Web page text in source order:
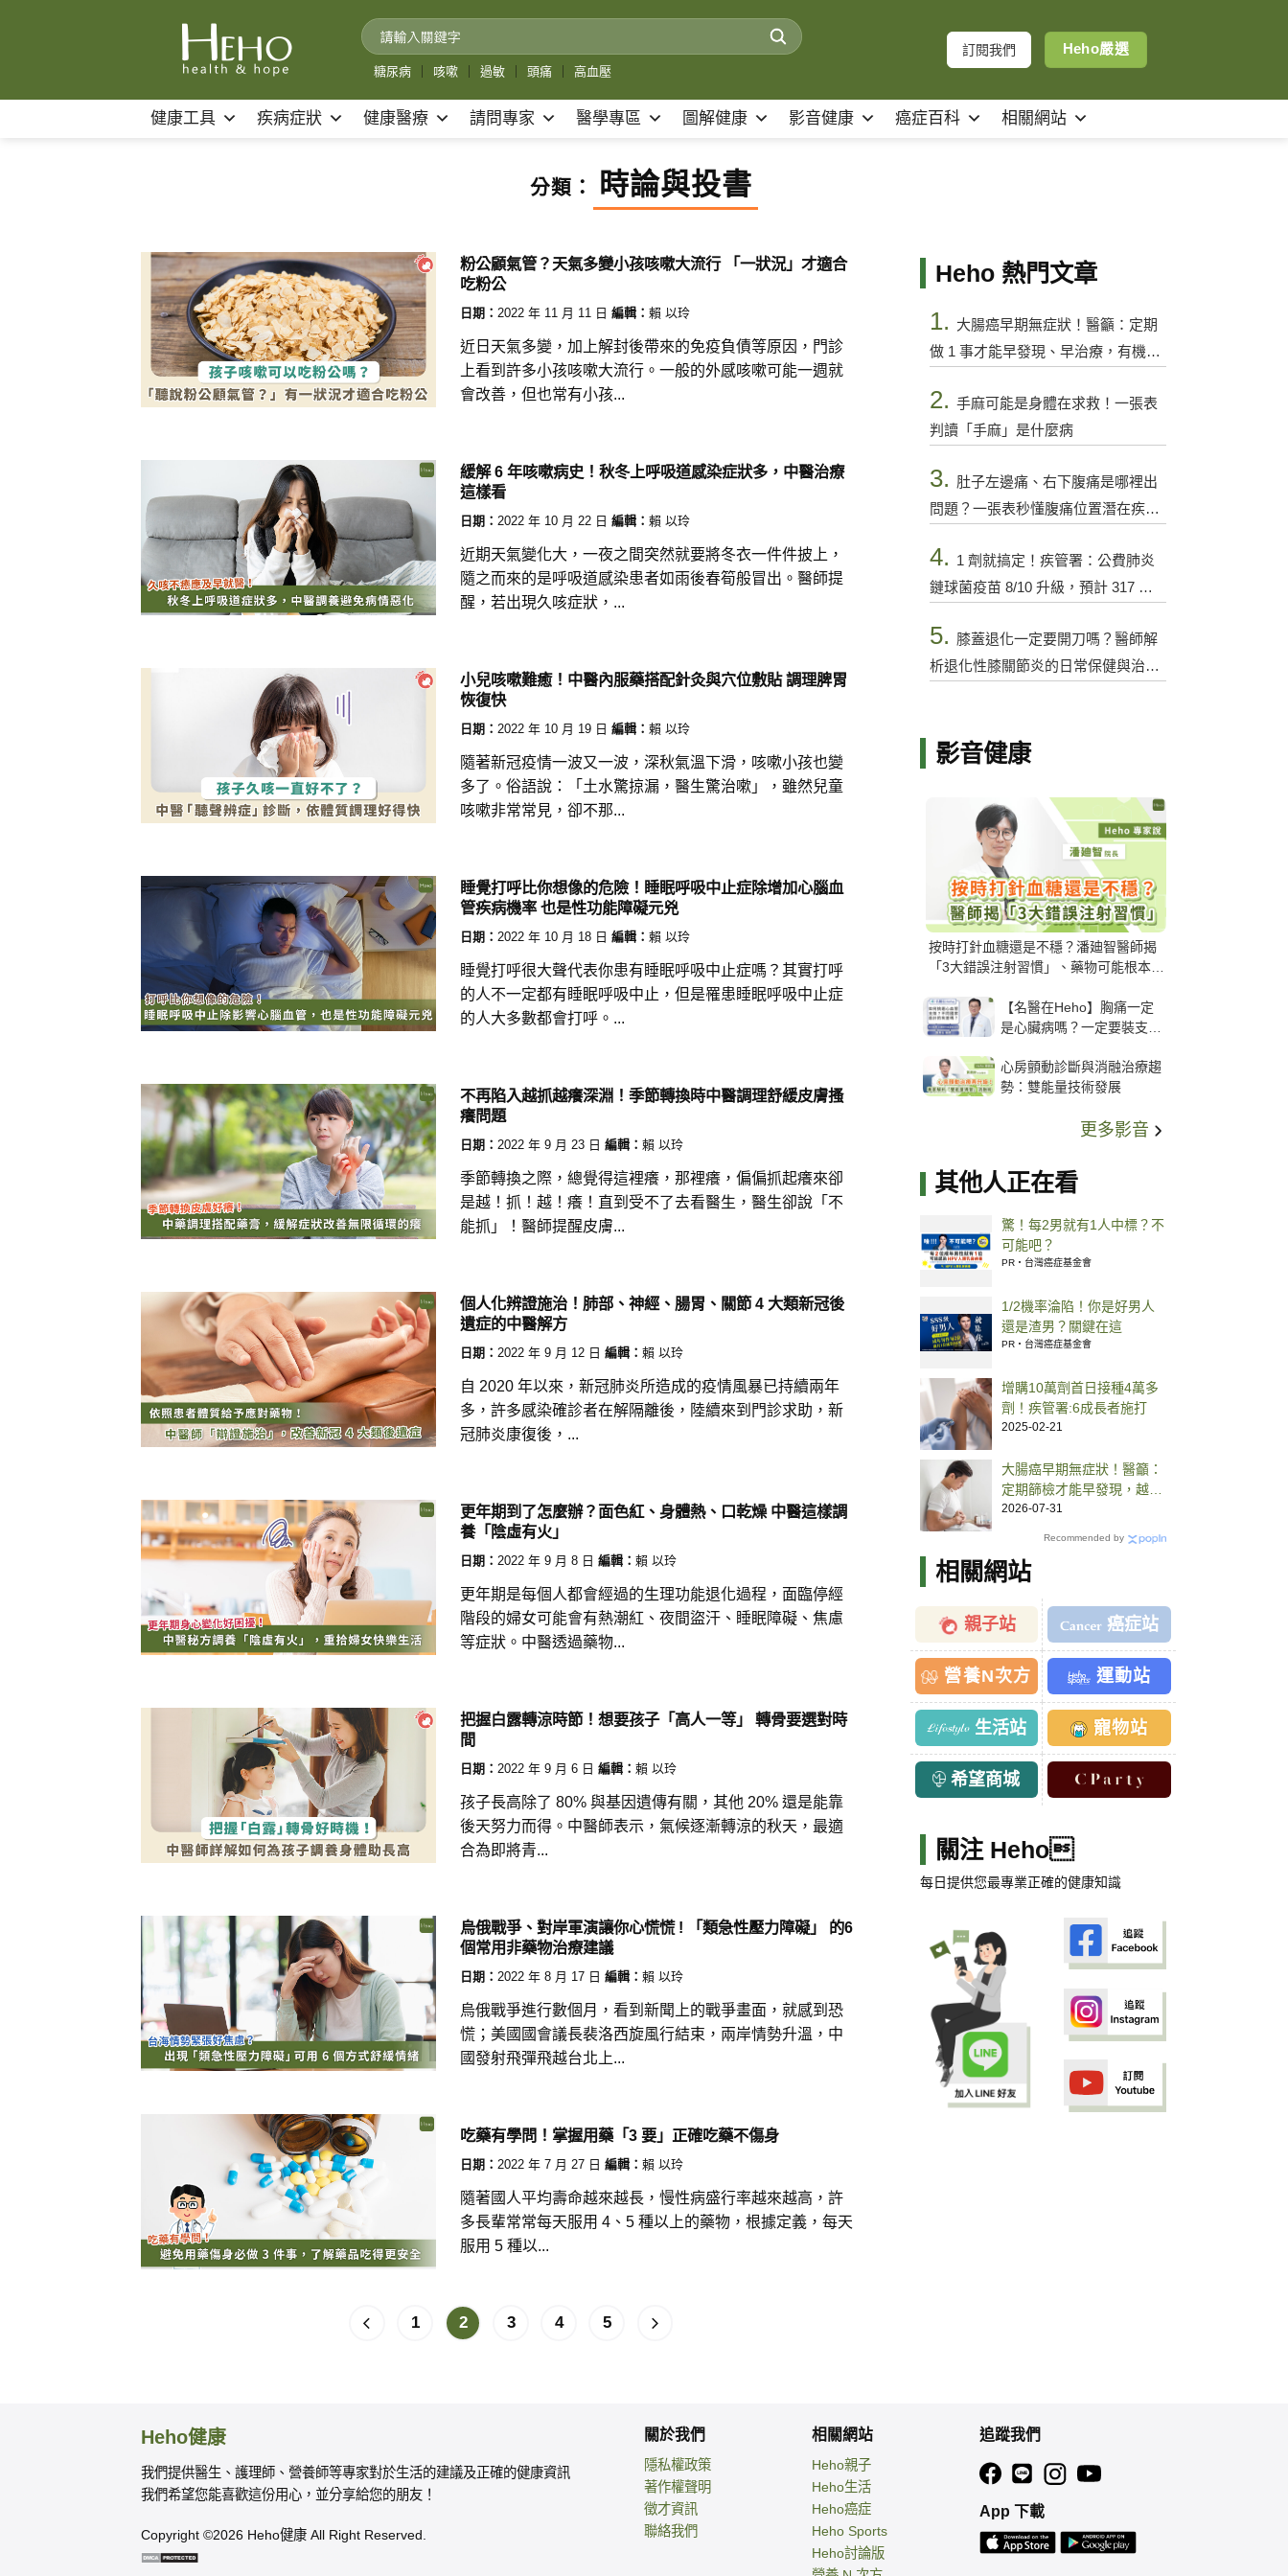
糖尿病 咳嗽 過敏 頭痛 高血壓
訂閱我們 Heho嚴選
健康工具 疾病症狀 健康醫療 請問專家 醫學專區 圖解健康 影音健康 癌症百科 相關網站
分類： 時論與投書
粉公顧氣管？天氣多變小孩咳嗽大流行 「一狀況」才適合
吃粉公
日期： 2022 年 11 月 11 日 編輯： 賴 以玲
近日天氣多變，加上解封後帶來的免疫負債等原因，門診
上看到許多小孩咳嗽大流行。一般的外感咳嗽可能一週就
會改善，但也常有小孩...
緩解 6 年咳嗽病史！秋冬上呼吸道感染症狀多，中醫治療
這樣看
日期： 2022 年 10 月 22 日 編輯： 賴 以玲
近期天氣變化大，一夜之間突然就要將冬衣一件件披上，
隨之而來的是呼吸道感染患者如雨後春筍般冒出。醫師提
醒，若出現久咳症狀，...
小兒咳嗽難癒！中醫內服藥搭配針灸與穴位敷貼 調理脾胃
恢復快
日期： 2022 年 10 月 19 日 編輯： 賴 以玲
隨著新冠疫情一波又一波，深秋氣溫下滑，咳嗽小孩也變
多了。俗語說：「土水驚掠漏，醫生驚治嗽」，雖然兒童
咳嗽非常常見，卻不那...
睡覺打呼比你想像的危險！睡眠呼吸中止症除增加心腦血
管疾病機率 也是性功能障礙元兇
日期： 2022 年 10 月 18 日 編輯： 賴 以玲
睡覺打呼很大聲代表你患有睡眠呼吸中止症嗎？其實打呼
的人不一定都有睡眠呼吸中止，但是罹患睡眠呼吸中止症
的人大多數都會打呼。...
不再陷入越抓越癢深淵！季節轉換時中醫調理舒緩皮膚搔
癢問題
日期： 2022 年 9 月 23 日 編輯： 賴 以玲
季節轉換之際，總覺得這裡癢，那裡癢，偏偏抓起癢來卻
是越！抓！越！癢！直到受不了去看醫生，醫生卻說「不
能抓」！醫師提醒皮膚...
個人化辨證施治！肺部、神經、腸胃、關節 4 大類新冠後
遺症的中醫解方
日期： 2022 年 9 月 12 日 編輯： 賴 以玲
自 2020 年以來，新冠肺炎所造成的疫情風暴已持續兩年
多，許多感染確診者在解隔離後，陸續來到門診求助，新
冠肺炎康復後，...
更年期到了怎麼辦？面色紅、身體熱、口乾燥 中醫這樣調
養「陰虛有火」
日期： 2022 年 9 月 8 日 編輯： 賴 以玲
更年期是每個人都會經過的生理功能退化過程，面臨停經
階段的婦女可能會有熱潮紅、夜間盜汗、睡眠障礙、焦慮
等症狀。中醫透過藥物...
把握白露轉涼時節！想要孩子「高人一等」 轉骨要選對時
間
日期： 2022 年 9 月 6 日 編輯： 賴 以玲
孩子長高除了 80% 與基因遺傳有關，其他 20% 還是能靠
後天努力而得。中醫師表示，氣候逐漸轉涼的秋天，最適
合為即將青...
烏俄戰爭、對岸軍演讓你心慌慌 ! 「類急性壓力障礙」 的6
個常用非藥物治療建議
日期： 2022 年 8 月 17 日 編輯： 賴 以玲
烏俄戰爭進行數個月，看到新聞上的戰爭畫面，就感到恐
慌；美國國會議長裴洛西旋風行結束，兩岸情勢升溫，中
國發射飛彈飛越台北上...
吃藥有學問！掌握用藥「3 要」正確吃藥不傷身
日期： 2022 年 7 月 27 日 編輯： 賴 以玲
隨著國人平均壽命越來越長，慢性病盛行率越來越高，許
多長輩常常每天服用 4、5 種以上的藥物，根據定義，每天
服用 5 種以...
1 2 3 4 5
Heho 熱門文章
1. 大腸癌早期無症狀！醫籲：定期
做 1 事才能早發現、早治療，有機會
2. 手麻可能是身體在求救！一張表
判讀「手麻」是什麼病
3. 肚子左邊痛、右下腹痛是哪裡出
問題？一張表秒懂腹痛位置潛在疾病
4. 1 劑就搞定！疾管署：公費肺炎
鏈球菌疫苗 8/10 升級，預計 317 萬
5. 膝蓋退化一定要開刀嗎？醫師解
析退化性膝關節炎的日常保健與治療
影音健康
按時打針血糖還是不穩？潘廸智醫師揭
「3大錯誤注射習慣」、藥物可能根本沒
【名醫在Heho】胸痛一定
是心臟病嗎？一定要裝支
解析支架種類、風險與選擇
關鍵
心房顫動診斷與消融治療趨
勢：雙能量技術發展
更多影音
其他人正在看
驚！每2男就有1人中標？不
可能吧？
PR・台灣癌症基金會
1/2機率淪陷！你是好男人
還是渣男？關鍵在這
PR・台灣癌症基金會
增購10萬劑首日接種4萬多
劑！疾管署:6成長者施打
2025-02-21
大腸癌早期無症狀！醫籲：
定期篩檢才能早發現，越快
治療有機會控制
2026-07-31
Recommended by
相關網站
親子站 癌症站
營養N次方 運動站
生活站 寵物站
希望商城
關注 Heho
每日提供您最專業正確的健康知識
Heho健康
我們提供醫生、護理師、營養師等專家對於生活的建議及正確的健康資訊
我們希望您能喜歡這份用心，並分享給您的朋友！
Copyright ©2026 Heho健康 All Right Reserved.
關於我們
隱私權政策
著作權聲明
徵才資訊
聯絡我們
相關網站
Heho親子
Heho生活
Heho癌症
Heho Sports
Heho討論版
追蹤我們
App 下載